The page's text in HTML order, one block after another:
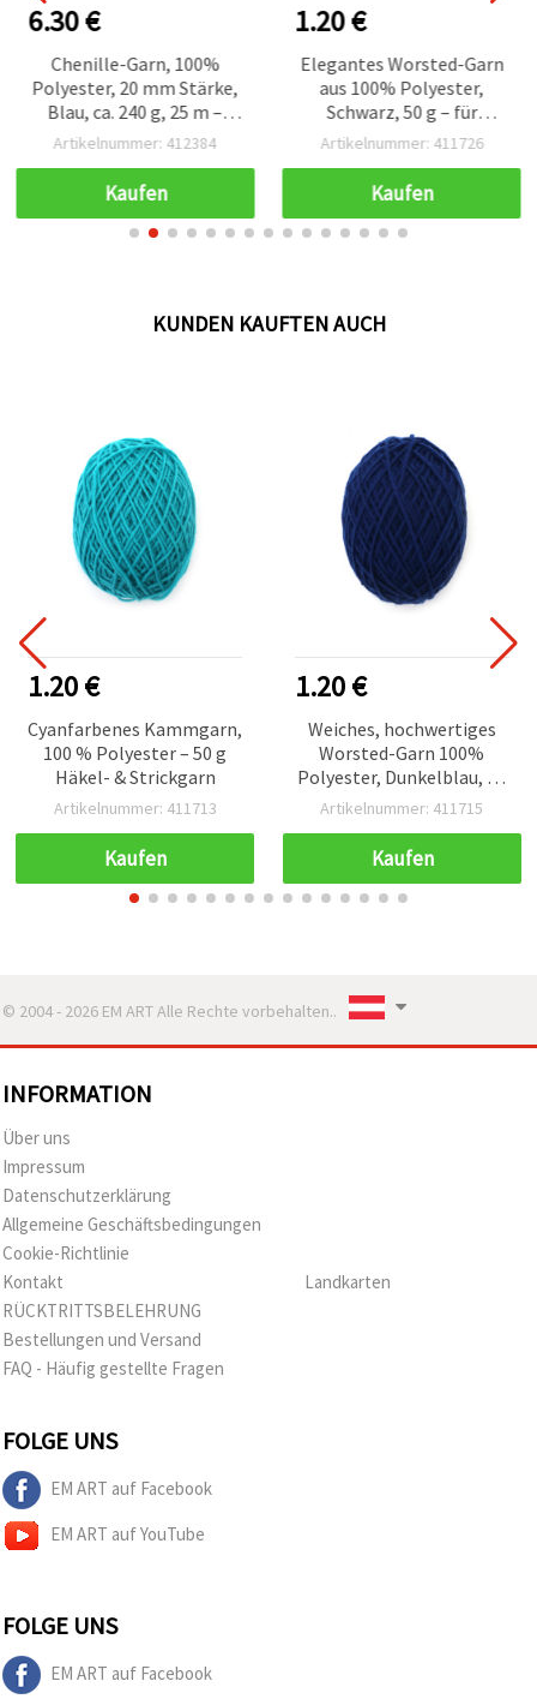
6.30 €
Chenille-Garn, 100%
Polyester, 20 mm Stärke,
Blau, ca. 240 g, 25 m –
Ideal zum Plüschstricken,
Bastelprojekte
Artikelnummer: 412384
Kaufen
1.20 €
Elegantes Worsted-Garn
aus 100% Polyester,
Schwarz, 50 g – für
Stricken, Häkeln &
Artikelnummer: 411726
Kaufen
KUNDEN KAUFTEN AUCH
1.20 €
Cyanfarbenes Kammgarn,
100 % Polyester – 50 g
Häkel- & Strickgarn
Artikelnummer: 411713
Kaufen
1.20 €
Weiches, hochwertiges
Worsted-Garn 100%
Polyester, Dunkelblau, 50
g – zum Stricken, Häkeln
(Handarbeitsgarn)
Artikelnummer: 411715
Kaufen
© 2004 - 2026 EM ART Alle Rechte vorbehalten..
INFORMATION
Über uns
Impressum
Datenschutzerklärung
Allgemeine Geschäftsbedingungen
Cookie-Richtlinie
Kontakt
RÜCKTRITTSBELEHRUNG
Bestellungen und Versand
FAQ - Häufig gestellte Fragen
Landkarten
FOLGE UNS
EM ART auf Facebook
EM ART auf YouTube
FOLGE UNS
EM ART auf Facebook